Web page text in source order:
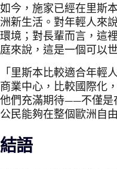
如今，施家已經在里斯
洲新生活。對年輕人來
環境；對長輩而言，這
庭來說，這是一個可以
「里斯本比較適合年輕
商業中心，比較國際化
他們充滿期待——不僅是
公民能夠在整個歐洲自
結語